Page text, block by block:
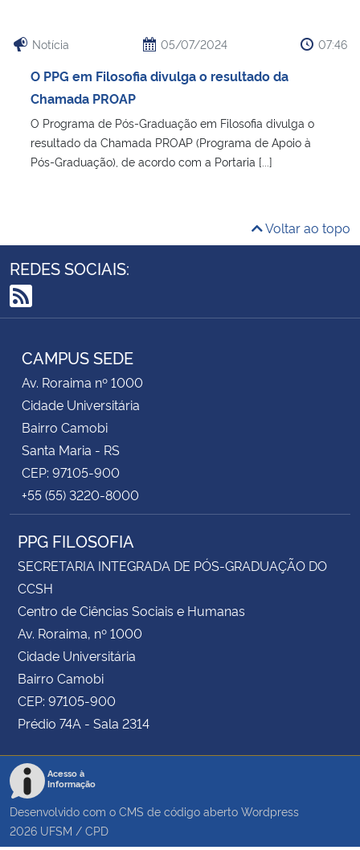
Notícia 05/07/2024 07:46
O PPG em Filosofia divulga o resultado da
Chamada PROAP
O Programa de Pós-Graduação em Filosofia divulga o
resultado da Chamada PROAP (Programa de Apoio à
Pós-Graduação), de acordo com a Portaria [...]
Voltar ao topo
REDES SOCIAIS:
RSS
CAMPUS SEDE
Av. Roraima nº 1000
Cidade Universitária
Bairro Camobi
Santa Maria - RS
CEP: 97105-900
+55 (55) 3220-8000
PPG FILOSOFIA
SECRETARIA INTEGRADA DE PÓS-GRADUAÇÃO DO
CCSH
Centro de Ciências Sociais e Humanas
Av. Roraima, nº 1000
Cidade Universitária
Bairro Camobi
CEP: 97105-900
Prédio 74A - Sala 2314
Acesso à
Informação
Desenvolvido com o CMS de código aberto Wordpress
2026 UFSM / CPD